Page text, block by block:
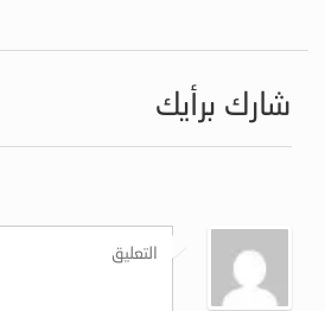
شارك برأيك